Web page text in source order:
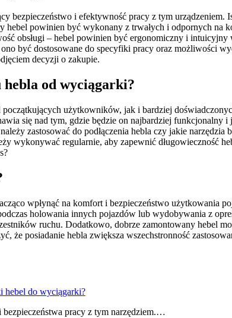
bezpieczeństwo i efektywność pracy z tym
powinien być wykonany z trwałych i odpornych na
obsługi – hebel powinien być ergonomiczny i
być dostosowane do specyfiki pracy oraz możliwości
decyzji o zakupie.
hebla od wyciągarki?
użytkowników, jak i bardziej
się nad tym, gdzie będzie on najbardziej funkcjonalny i
zastosować do podłączenia hebla czy jakie
wykonywać regularnie, aby zapewnić długowieczność
wpłynąć na komfort i bezpieczeństwo użytkowania
holowania innych pojazdów lub wydobywania z
ruchu. Dodatkowo, dobrze zamontowany hebel
że posiadanie hebla zwiększa wszechstronność
hebel do wyciągarki?
pracy z tym narzędziem.…